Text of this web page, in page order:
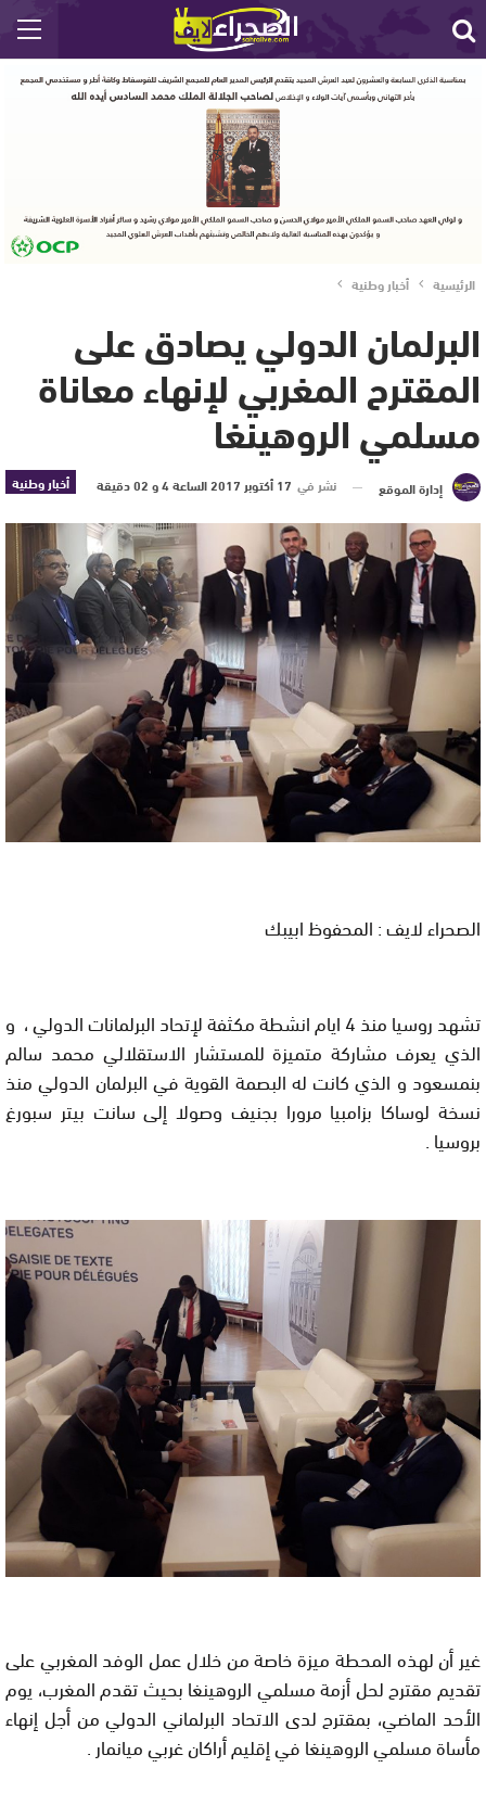
الرئيسية أخبار وطنية
البرلمان الدولي يصادق على
المقترح المغربي لإنهاء معاناة
مسلمي الروهينغا
أخبار وطنية إدارة الموقع نشر في 17 أكتوبر 2017 الساعة 4 و 02 دقيقة
الصحراء لايف : المحفوظ ابيبك
تشهد روسيا منذ 4 ايام انشطة مكثفة لإتحاد البرلمانات الدولي ، و
الذي يعرف مشاركة متميزة للمستشار الاستقلالي محمد سالم
بنمسعود و الذي كانت له البصمة القوية في البرلمان الدولي منذ
نسخة لوساكا بزامبيا مرورا بجنيف وصولا إلى سانت بيتر سبورغ
بروسيا .
غير أن لهذه المحطة ميزة خاصة من خلال عمل الوفد المغربي على
تقديم مقترح لحل أزمة مسلمي الروهينغا بحيث تقدم المغرب، يوم
الأحد الماضي، بمقترح لدى الاتحاد البرلماني الدولي من أجل إنهاء
مأساة مسلمي الروهينغا في إقليم أراكان غربي ميانمار .